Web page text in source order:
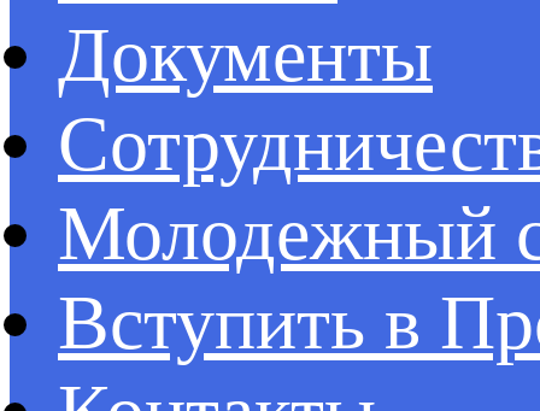
Документы
Молодежный
Вступить в